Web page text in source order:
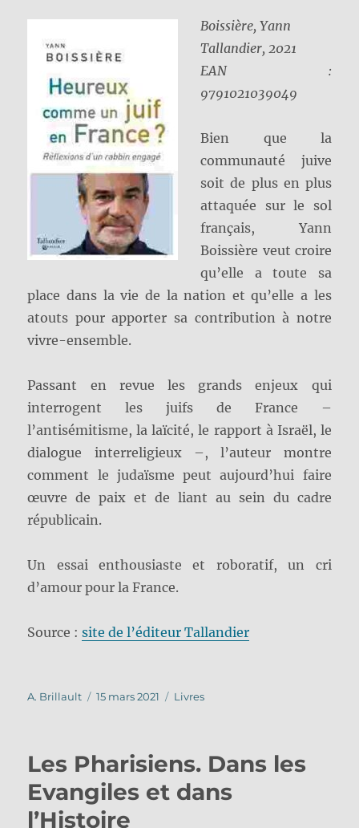
Boissière, Yann
Tallandier, 2021
EAN :
9791021039049
Bien que la
communauté juive
soit de plus en plus
attaquée sur le sol
français, Yann
Boissière veut croire
qu’elle a toute sa
place dans la vie de la nation et qu’elle a les
atouts pour apporter sa contribution à notre
vivre-ensemble.
Passant en revue les grands enjeux qui
interrogent les juifs de France –
l’antisémitisme, la laïcité, le rapport à Israël, le
dialogue interreligieux –, l’auteur montre
comment le judaïsme peut aujourd’hui faire
œuvre de paix et de liant au sein du cadre
républicain.
Un essai enthousiaste et roboratif, un cri
d’amour pour la France.
Source :site de l’éditeur Tallandier
Auteur
A. Brillault
Publié
15 mars 2021 Catégories
Livres
Les Pharisiens. Dans les
Evangiles et dans
l’Histoire